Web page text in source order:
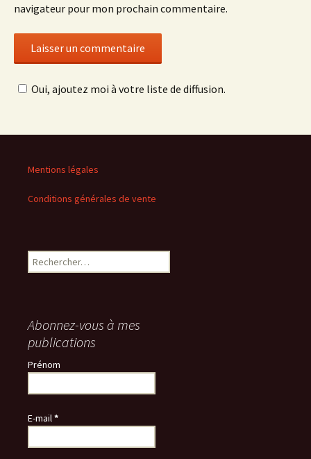
navigateur pour mon prochain commentaire.
Oui, ajoutez moi à votre liste de diffusion.
Mentions légales
Conditions générales de vente
Rechercher :
Abonnez-vous à mes
publications
Prénom
E-mail*